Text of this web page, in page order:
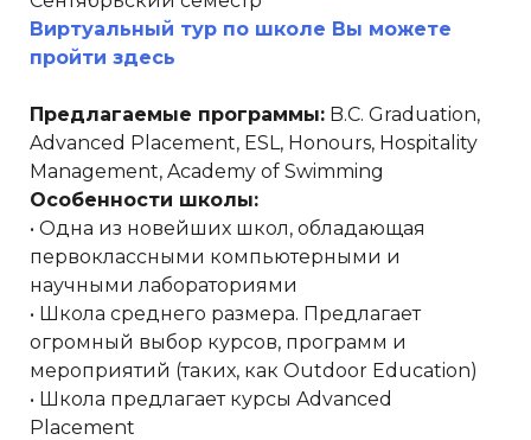
Виртуальный тур по школе Вы можете
пройти здесь
Предлагаемые программы: B.C. Graduation,
Advanced Placement, ESL, Honours, Hospitality
Management, Academy of Swimming
Особенности школы:
• Одна из новейших школ, обладающая
первоклассными компьютерными и
научными лабораториями
• Школа среднего размера. Предлагает
огромный выбор курсов, программ и
мероприятий (таких, как Outdoor Education)
• Школа предлагает курсы Advanced
Placement